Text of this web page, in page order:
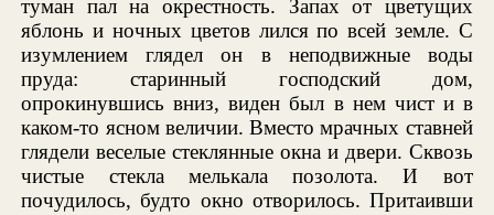
туман пал на окрестность. Запах от цветущих
яблонь и ночных цветов лился по всей земле. С
изумлением глядел он в неподвижные воды
пруда: старинный господский дом,
опрокинувшись вниз, виден был в нем чист и в
каком-то ясном величии. Вместо мрачных ставней
глядели веселые стеклянные окна и двери. Сквозь
чистые стекла мелькала позолота. И вот
почудилось, будто окно отворилось. Притаивши